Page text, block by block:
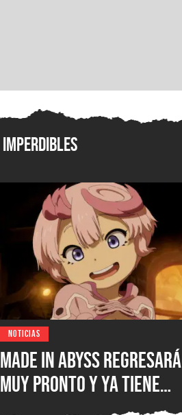
Imperdibles
NOTICIAS
Made in Abyss regresará
muy pronto y ya tiene
ventana de estreno, la